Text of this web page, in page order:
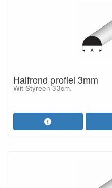
Halfrond profiel 3mm
Wit Styreen 33cm.